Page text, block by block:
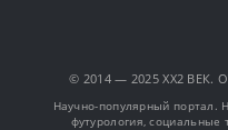
© 2014 — 2025 XX2
Научно-популярный портал.
футурология, социальные